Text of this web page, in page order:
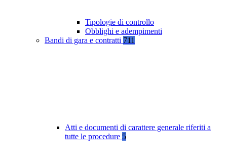
Tipologie di controllo
Obblighi e adempimenti
Bandi di gara e contratti 711
Atti e documenti di carattere generale riferiti a
tutte le procedure 5